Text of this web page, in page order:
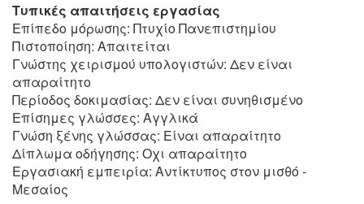
Τυπικές απαιτήσεις εργασίας
Επίπεδο μόρωσης: Πτυχίο Πανεπιστημίου
Πιστοποίηση: Απαιτείται
Γνώστης χειρισμού υπολογιστών: Δεν είναι
απαραίτητο
Περίοδος δοκιμασίας: Δεν είναι συνηθισμένο
Επίσημες γλώσσες: Αγγλικά
Γνώση ξένης γλώσσας: Είναι απαραίτητο
Δίπλωμα οδήγησης: Οχι απαραίτητο
Εργασιακή εμπειρία: Αντίκτυπος στον μισθό -
Μεσαίος